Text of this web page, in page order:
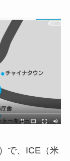
で、ICE（米